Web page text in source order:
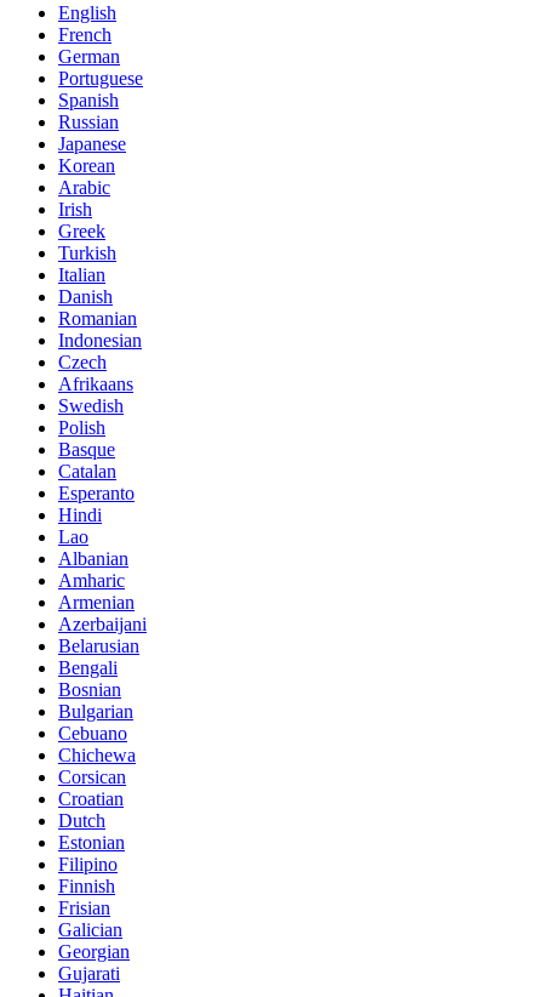
English
French
German
Portuguese
Spanish
Russian
Japanese
Korean
Arabic
Irish
Greek
Turkish
Italian
Danish
Romanian
Indonesian
Czech
Afrikaans
Swedish
Polish
Basque
Catalan
Esperanto
Hindi
Lao
Albanian
Amharic
Armenian
Azerbaijani
Belarusian
Bengali
Bosnian
Bulgarian
Cebuano
Chichewa
Corsican
Croatian
Dutch
Estonian
Filipino
Finnish
Frisian
Galician
Georgian
Gujarati